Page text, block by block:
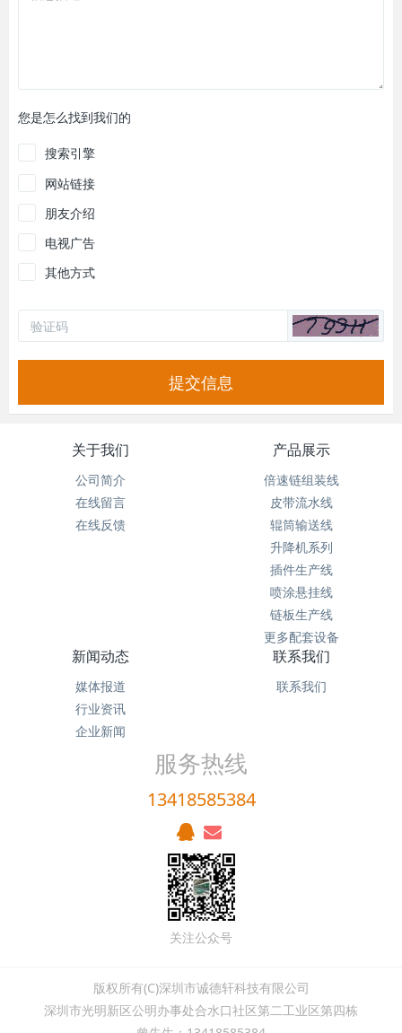
您是怎么找到我们的
搜索引擎
网站链接
朋友介绍
电视广告
其他方式
提交信息
关于我们
公司简介
在线留言
在线反馈
产品展示
倍速链组装线
皮带流水线
辊筒输送线
升降机系列
插件生产线
喷涂悬挂线
链板生产线
更多配套设备
新闻动态
媒体报道
行业资讯
企业新闻
联系我们
联系我们
服务热线
13418585384
关注公众号
版权所有(C)深圳市诚德轩科技有限公司
深圳市光明新区公明办事处合水口社区第二工业区第四栋